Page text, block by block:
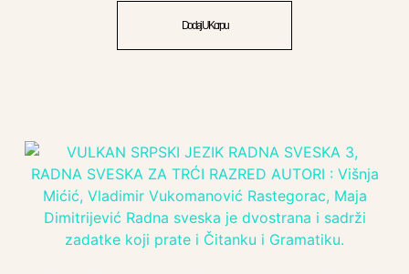
Dodaj U Korpu